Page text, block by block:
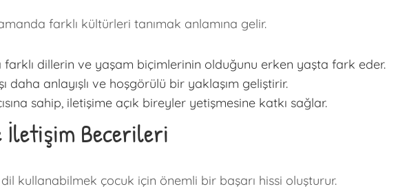
farklı kültürleri tanımak anlamına gelir.
farklı dillerin ve yaşam biçimlerinin olduğunu erken yaşta fark eder.
daha anlayışlı ve hoşgörülü bir yaklaşım geliştirir.
sahip, iletişime açık bireyler yetişmesine katkı sağlar.
İletişim Becerileri
kullanabilmek çocuk için önemli bir başarı hissi oluşturur.